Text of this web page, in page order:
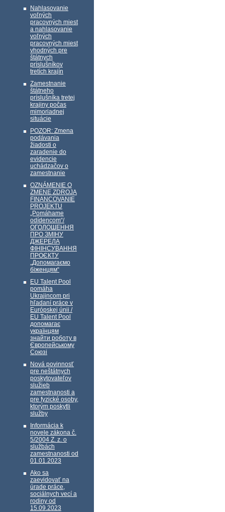
Nahlasovanie
voľných
pracovných miest
a nahlasovanie
voľných
pracovných miest
vhodných pre
štátnych
príslušníkov
tretích krajín
Zamestnanie
štátneho
príslušníka tretej
krajiny počas
mimoriadnej
situácie
POZOR: Zmena
podávania
žiadosti o
zaradenie do
evidencie
uchádzačov o
zamestnanie
OZNÁMENIE O
ZMENE ZDROJA
FINANCOVANIE
PROJEKTU
„Pomáhame
odídencom“/
ОГОЛОШЕННЯ
ПРО ЗМІНУ
ДЖЕРЕЛА
ФІНІНСУВАННЯ
ПРОЄКТУ
„Допомагаємо
біженцям“
EU Talent Pool
pomáha
Ukrajincom pri
hľadaní práce v
Európskej únii /
EU Talent Pool
допомагає
українцям
знайти роботу в
Європейському
Союзі
Nová povinnosť
pre neštátnych
poskytovateľov
služieb
zamestnanosti a
pre fyzické osoby,
ktorým poskytli
služby
Informácia k
novele zákona č.
5/2004 Z. z. o
službách
zamestnanosti od
01.01.2023
Ako sa
zaevidovať na
úrade práce,
sociálnych vecí a
rodiny od
15.09.2023